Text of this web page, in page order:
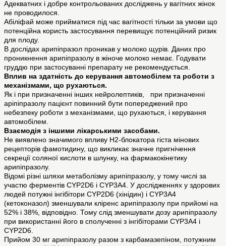
Адекватних і добре контрольованих досліджень у вагітних жінок
не проводилося.
Абіліфай може прийматися під час вагітності тільки за умови що
потенційна користь застосування перевищує потенційний ризик
для плоду.
В дослідах арипіпразол проникав у молоко щурів. Даних про
проникнення арипіпразолу в жіноче молоко немає. Годувати
груддю при застосуванні препарату не рекомендується.
Вплив на здатність до керування автомобілем та роботи з
механізмами, що рухаються.
Як і при призначенні інших нейролептиків, при призначенні
аріпіпразолу пацієнт повинний бути попереджений про
небезпеку роботи з механізмами, що рухаються, і керування
автомобілем.
Взаємодія з іншими лікарськими засобами.
Не виявлено значимого впливу H2-блокатора гіста мінових
рецепторів фамотидину, що викликає значне пригнічення
секреції соляної кислоти в шлунку, на фармакокінетику
арипіпразолу.
Відомі різні шляхи метаболізму арипіпразолу, у тому числі за
участю ферментів CYP2D6 і CYP3A4. У дослідженнях у здорових
людей потужні інгібітори CYP2D6 (хінідин) і CYP3A4
(кетоконазол) зменшували кліренс арипіпразолу при прийомі на
52% і 38%, відповідно. Тому слід зменшувати дозу арипіпразолу
при використанні його в сполученні з інгібіторами CYP3A4 і
CYP2D6.
Прийом 30 мг арипіпразолу разом з карбамазепіном, потужним